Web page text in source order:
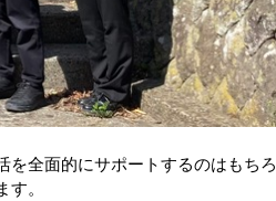
を全面的にサポートするのはもちろ
。